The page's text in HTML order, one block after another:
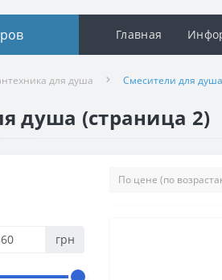
Главная
для душа Смесители для душа
душа (страница 2)
грн